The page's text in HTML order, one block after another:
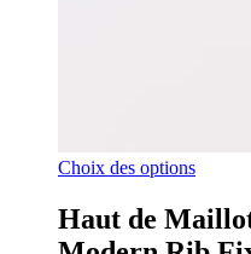
Choix des optionsCe
Haut de